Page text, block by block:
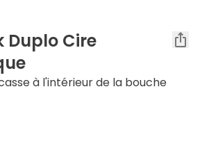
Duplo Cire
à l'intérieur de la bouche